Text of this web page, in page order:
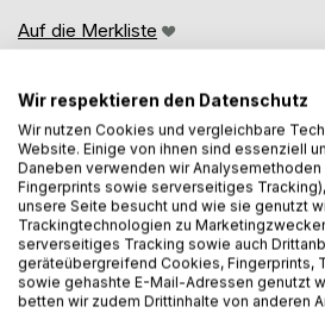
Auf die Merkliste
BESCHREIBUNG
Nel corso dei suoi studi sulla Bibbia,
Wir respektieren den Datenschutz
Wir nutzen Cookies und vergleichbare
Website. Einige von ihnen sind essenziell
Daneben verwenden wir
Fingerprints sowie serverseitiges
unsere Seite besucht und wie sie genutzt
Trackingtechnologien zu
serverseitiges Tracking sowie auch
geräteübergreifend Cookies, Fingerprints,
sowie gehashte E-Mail-Adressen genutzt
betten wir zudem Drittinhalte von anderen